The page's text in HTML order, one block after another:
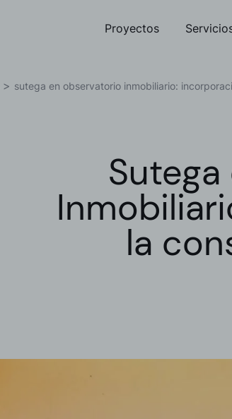
Proyectos
sutega en observatorio inmobiliario:
la
Nombre*